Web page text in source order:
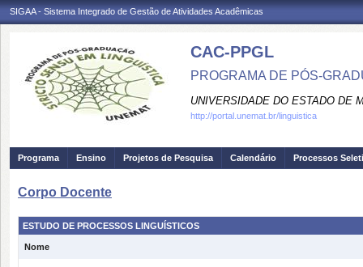
SIGAA - Sistema Integrado de Gestão de Atividades Acadêmicas
CAC-PPGL
PROGRAMA DE PÓS-
UNIVERSIDADE DO ESTADO DE
http://portal.unemat.br/linguistica
Programa Ensino Projetos de Pesquisa Calendário Processos
Corpo Docente
ESTUDO DE PROCESSOS LINGUÍSTICOS
Nome